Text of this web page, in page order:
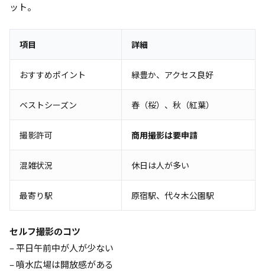
ット。
項目 詳細
おすすめポイント 緑豊か、アクセス良好
ベストシーズン 春（桜）、秋（紅葉）
撮影許可 商用撮影は要申請
混雑状況 休日は人が多い
最寄り駅 原宿駅、代々木公園駅
セルフ撮影のコツ
– 平日午前中が人が少ない
– 噴水広場は開放感がある